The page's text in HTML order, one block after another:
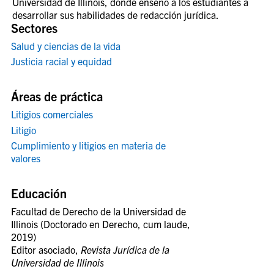
Sectores
Salud y ciencias de la vida
Justicia racial y equidad
Áreas de práctica
Litigios comerciales
Litigio
Cumplimiento y litigios en materia de
valores
Educación
Facultad de Derecho de la Universidad de
Illinois (Doctorado en Derecho, cum laude,
2019)
Editor asociado, Revista Jurídica de la
Universidad de Illinois
desarrollar sus habilidades de redacción jurídica.